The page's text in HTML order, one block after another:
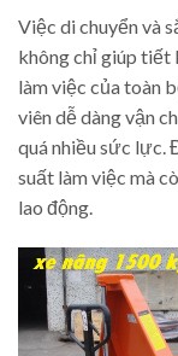
Việc di chuyển và
không chỉ giúp tiết
làm việc của toàn
viên dễ dàng vận
quá nhiều sức lực.
suất làm việc mà
lao động.